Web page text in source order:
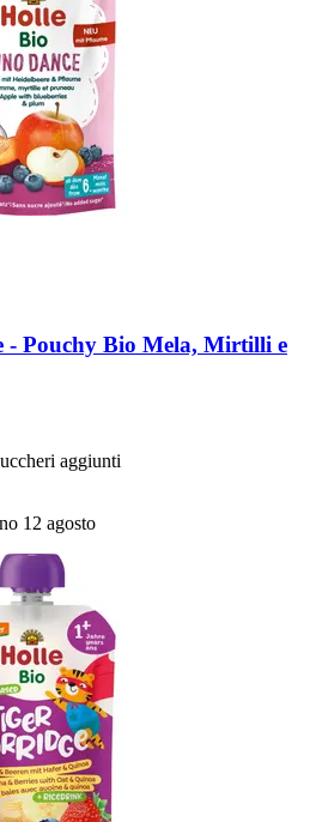
-​ Pouchy Bio Mela, Mirtilli e
aggiunti
12 agosto